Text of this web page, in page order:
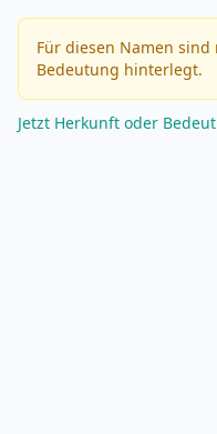
Für diesen Namen
Bedeutung hinterlegt.
Jetzt Herkunft oder